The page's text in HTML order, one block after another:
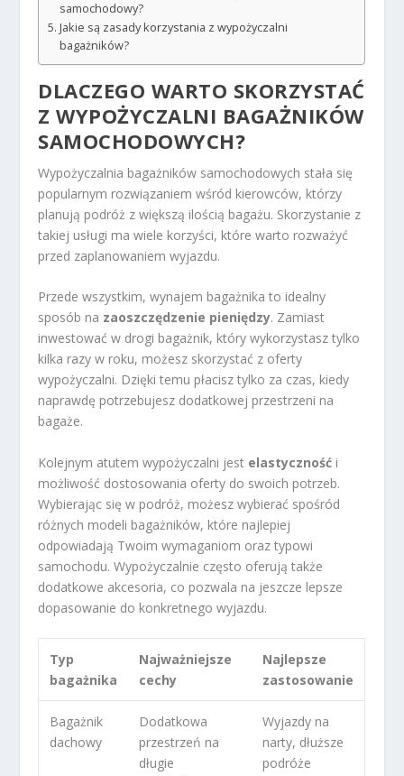
samochodowy?
Jakie są zasady korzystania z wypożyczalni
bagażników?
DLACZEGO WARTO SKORZYSTAĆ
Z WYPOŻYCZALNI BAGAŻNIKÓW
SAMOCHODOWYCH?
Wypożyczalnia bagażników samochodowych stała się
popularnym rozwiązaniem wśród kierowców, którzy
planują podróż z większą ilością bagażu. Skorzystanie z
takiej usługi ma wiele korzyści, które warto rozważyć
przed zaplanowaniem wyjazdu.
Przede wszystkim, wynajem bagażnika to idealny
sposób na zaoszczędzenie pieniędzy. Zamiast
inwestować w drogi bagażnik, który wykorzystasz tylko
kilka razy w roku, możesz skorzystać z oferty
wypożyczalni. Dzięki temu płacisz tylko za czas, kiedy
naprawdę potrzebujesz dodatkowej przestrzeni na
bagaże.
Kolejnym atutem wypożyczalni jest elastyczność i
możliwość dostosowania oferty do swoich potrzeb.
Wybierając się w podróż, możesz wybierać spośród
różnych modeli bagażników, które najlepiej
odpowiadają Twoim wymaganiom oraz typowi
samochodu. Wypożyczalnie często oferują także
dodatkowe akcesoria, co pozwala na jeszcze lepsze
dopasowanie do konkretnego wyjazdu.
Typ
bagażnika
Najważniejsze
cechy
Najlepsze
zastosowanie
Bagażnik
dachowy
Dodatkowa
przestrzeń na
długie
Wyjazdy na
narty, dłuższe
podróże